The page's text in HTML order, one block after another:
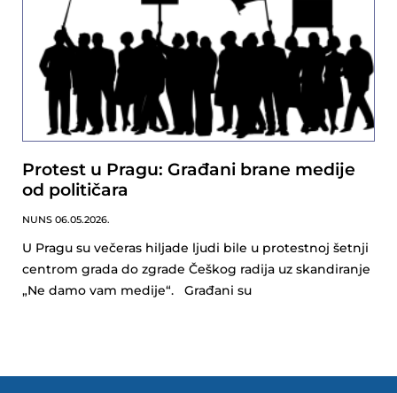
Protest u Pragu: Građani brane medije
od političara
NUNS 06.05.2026.
U Pragu su večeras hiljade ljudi bile u protestnoj šetnji
centrom grada do zgrade Češkog radija uz skandiranje
„Ne damo vam medije“. Građani su